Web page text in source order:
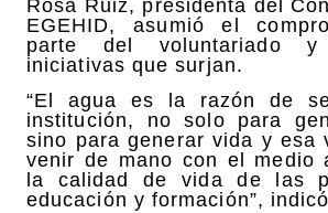
Rosa Ruiz, presidenta del
EGEHID, asumió el
parte del voluntariado
iniciativas que surjan.
“El agua es la razón de
institución, no solo para
sino para generar vida y esa
venir de mano con el medio
la calidad de vida de las
educación y formación”,